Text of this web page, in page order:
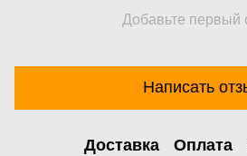
Добавьте первый
Написать
Доставка Оплата